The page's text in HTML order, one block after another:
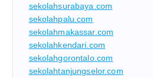
sekolahsurabaya.com
sekolahpalu.com
sekolahmakassar.com
sekolahkendari.com
sekolahgorontalo.com
sekolahtanjungselor.com